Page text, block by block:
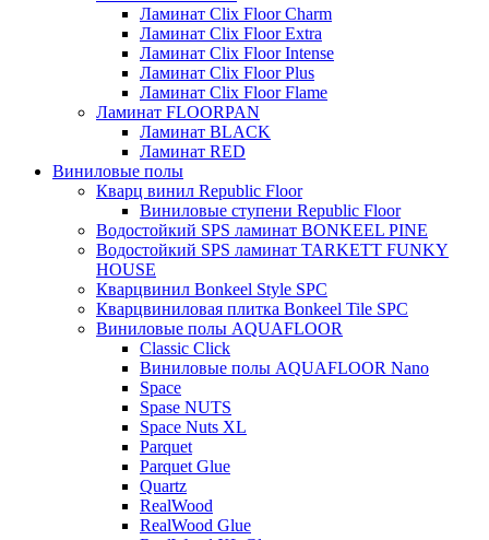
Ламинат Clix Floor Charm
Ламинат Clix Floor Extra
Ламинат Clix Floor Intense
Ламинат Clix Floor Plus
Ламинат Clix Floor Flame
Ламинат FLOORPAN
Ламинат BLACK
Ламинат RED
Виниловые полы
Кварц винил Republic Floor
Виниловые ступени Republic Floor
Водостойкий SPS ламинат BONKEEL PINE
Водостойкий SPS ламинат TARKETT FUNKY
HOUSE
Кварцвинил Bonkeel Style SPC
Кварцвиниловая плитка Bonkeel Tile SPC
Виниловые полы AQUAFLOOR
Classic Click
Виниловые полы AQUAFLOOR Nano
Space
Spase NUTS
Space Nuts XL
Parquet
Parquet Glue
Quartz
RealWood
RealWood Glue